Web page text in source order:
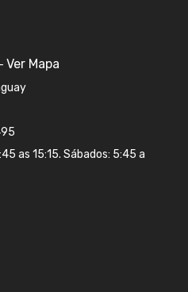
Ver Mapa
as 15:15. Sábados: 5:45 a